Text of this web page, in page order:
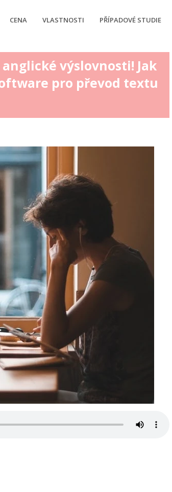
CENA VLASTNOSTI PŘÍPADOVÉ STUDIE
výslovnosti! Jak
pro převod textu